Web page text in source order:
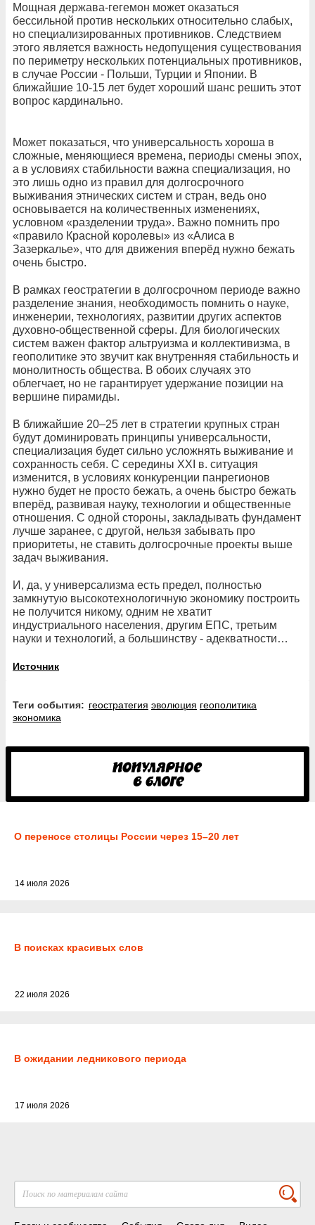
Мощная держава-гегемон может оказаться
бессильной против нескольких относительно слабых,
но специализированных противников. Следствием
этого является важность недопущения существования
по периметру нескольких потенциальных противников,
в случае России - Польши, Турции и Японии. В
ближайшие 10-15 лет будет хороший шанс решить этот
вопрос кардинально.
Может показаться, что универсальность хороша в
сложные, меняющиеся времена, периоды смены эпох,
а в условиях стабильности важна специализация, но
это лишь одно из правил для долгосрочного
выживания этнических систем и стран, ведь оно
основывается на количественных изменениях,
условном «разделении труда». Важно помнить про
«правило Красной королевы» из «Алиса в
Зазеркалье», что для движения вперёд нужно бежать
очень быстро.
В рамках геостратегии в долгосрочном периоде важно
разделение знания, необходимость помнить о науке,
инженерии, технологиях, развитии других аспектов
духовно-общественной сферы. Для биологических
систем важен фактор альтруизма и коллективизма, в
геополитике это звучит как внутренняя стабильность и
монолитность общества. В обоих случаях это
облегчает, но не гарантирует удержание позиции на
вершине пирамиды.
В ближайшие 20–25 лет в стратегии крупных стран
будут доминировать принципы универсальности,
специализация будет сильно усложнять выживание и
сохранность себя. С середины XXI в. ситуация
изменится, в условиях конкуренции панрегионов
нужно будет не просто бежать, а очень быстро бежать
вперёд, развивая науку, технологии и общественные
отношения. С одной стороны, закладывать фундамент
лучше заранее, с другой, нельзя забывать про
приоритеты, не ставить долгосрочные проекты выше
задач выживания.
И, да, у универсализма есть предел, полностью
замкнутую высокотехнологичную экономику построить
не получится никому, одним не хватит
индустриального населения, другим ЕПС, третьим
науки и технологий, а большинству - адекватности…
Источник
Теги события: геостратегия эволюция геополитика
экономика
О переносе столицы России через 15–20 лет
14 июля 2026
В поисках красивых слов
22 июля 2026
В ожидании ледникового периода
17 июля 2026